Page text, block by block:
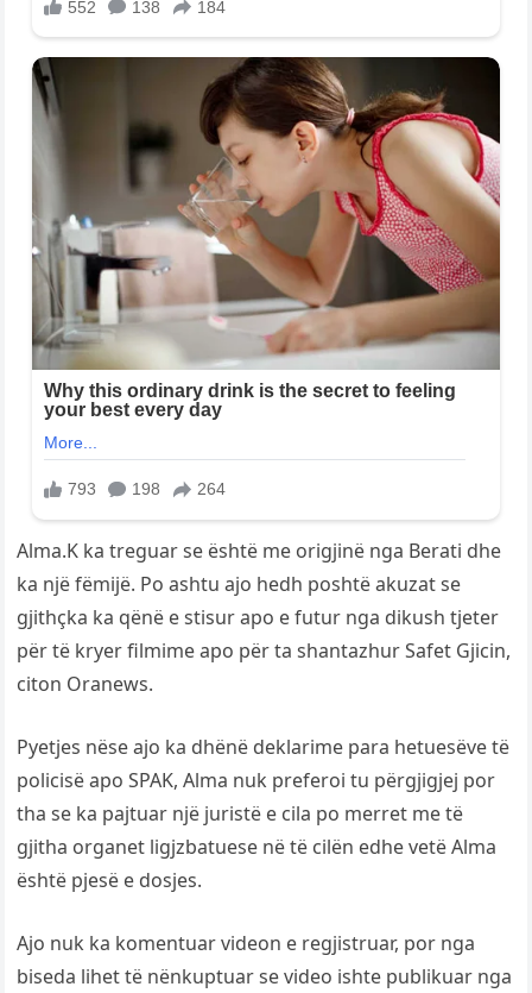
Alma.K ka treguar se është me origjinë nga Berati dhe
ka një fëmijë. Po ashtu ajo hedh poshtë akuzat se
gjithçka ka qënë e stisur apo e futur nga dikush tjeter
për të kryer filmime apo për ta shantazhur Safet Gjicin,
citon Oranews.
Pyetjes nëse ajo ka dhënë deklarime para hetuesëve të
policisë apo SPAK, Alma nuk preferoi tu përgjigjej por
tha se ka pajtuar një juristë e cila po merret me të
gjitha organet ligjzbatuese në të cilën edhe vetë Alma
është pjesë e dosjes.
Ajo nuk ka komentuar videon e regjistruar, por nga
biseda lihet të nënkuptuar se video ishte publikuar nga